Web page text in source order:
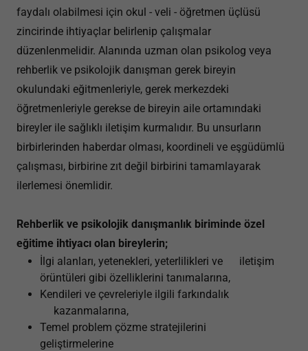
faydalı olabilmesi için okul - veli - öğretmen üçlüsü
zincirinde ihtiyaçlar belirlenip çalışmalar
düzenlenmelidir. Alanında uzman olan psikolog veya
rehberlik ve psikolojik danışman gerek bireyin
okulundaki eğitmenleriyle, gerek merkezdeki
öğretmenleriyle gerekse de bireyin aile ortamındaki
bireyler ile sağlıklı iletişim kurmalıdır. Bu unsurların
birbirlerinden haberdar olması, koordineli ve eşgüdümlü
çalışması, birbirine zıt değil birbirini tamamlayarak
ilerlemesi önemlidir.
Rehberlik ve psikolojik danışmanlık biriminde özel
eğitime ihtiyacı olan bireylerin;
İlgi alanları, yetenekleri, yeterlilikleri ve iletişim
örüntüleri gibi özelliklerini tanımalarına,
Kendileri ve çevreleriyle ilgili farkındalık
kazanmalarına,
Temel problem çözme stratejilerini
geliştirmelerine